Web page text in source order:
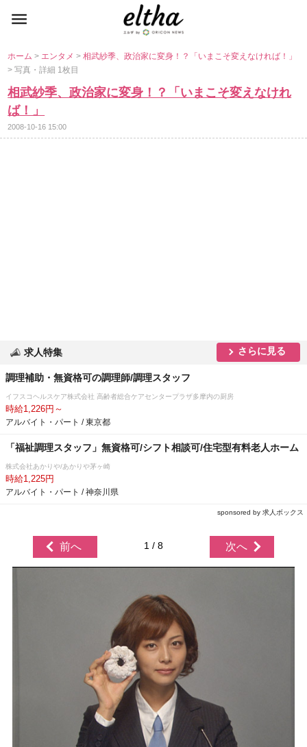
ホーム> エンタメ>相武紗季、政治家に変身！？「いまこそ変えなければ！」
> 写真・詳細 1枚目
相武紗季、政治家に変身！？「いまこそ変えなけれ
ば！」
2008-10-16 15:00
求人特集 さらに見る
調理補助・無資格可の調理師/調理スタッフ
イフスコヘルスケア株式会社 高齢者総合ケアセンタープラザ多摩内の厨房
時給1,226円～
アルバイト・パート / 東京都
「福祉調理スタッフ」無資格可/シフト相談可/住宅型有料老人ホーム
株式会社あかりや/あかりや茅ヶ崎
時給1,225円
アルバイト・パート / 神奈川県
sponsored by 求人ボックス
前へ 1 / 8 次へ